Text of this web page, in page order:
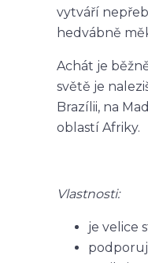
vytváří
hedvábně
Achát je
světě je
Brazílii, na
oblastí Afriky.
Vlastnosti:
je velice